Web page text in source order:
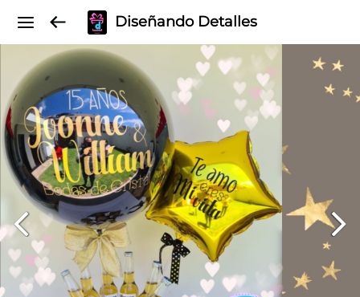
Diseñando Detalles